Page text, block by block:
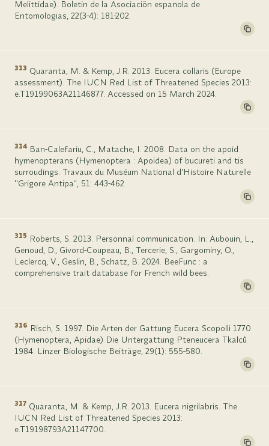
Melittidae). Boletin de la Asociaciön espanola de
Entomologias, 22(3-4): 181-202.
313 Quaranta, M. & Kemp, J.R. 2013. Eucera collaris (Europe
assessment). The IUCN Red List of Threatened Species 2013:
e.T19199063A21146877. Accessed on 15 March 2024.
314 Ban-Calefariu, C., Matache, I. 2008. Data on the apoid
hymenopterans (Hymenoptera : Apoidea) of bucureti and tis
surroudings. Travaux du Muséum National d'Histoire Naturelle
"Grigore Antipa", 51: 443-462.
315 Roberts, S. 2013. Personnal communication. In: Aubouin, L.,
Genoud, D., Givord-Coupeau, B., Tercerie, S., Gargominy, O.,
Leclercq, V., Geslin, B., Schatz, B. 2024. BeeFunc : a
comprehensive trait database for French wild bees.
316 Risch, S. 1997. Die Arten der Gattung Eucera Scopolli 1770
(Hymenoptera, Apidae) Die Untergattung Pteneucera Tkalc­ů
1984. Linzer Biologische Beiträge, 29(1): 555-580.
317 Quaranta, M. & Kemp, J.R. 2013. Eucera nigrilabris. The
IUCN Red List of Threatened Species 2013:
e.T19198793A21147700.